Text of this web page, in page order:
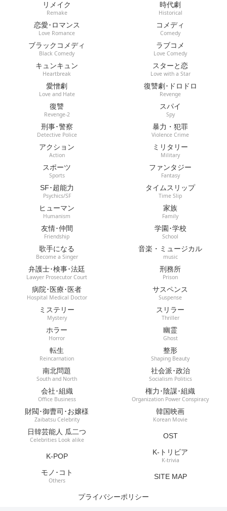
リメイク
Remake
時代劇
Historical
恋愛･ロマンス
Love Romance
コメディ
Comedy
ブラックコメディ
Black Comedy
ラブコメ
Love Comedy
キュンキュン
Heartbreak
スターと恋
Love with a Star
愛憎劇
Love and Hate
復讐劇･ドロドロ
Revenge
復讐
Revenge-2
スパイ
Spy
刑事･警察
Detective Police
暴力・犯罪
Violence Crime
アクション
Action
ミリタリー
Military
スポーツ
Sports
ファンタジー
Fantasy
SF･超能力
Psychics/SF
タイムスリップ
Time Slip
ヒューマン
Humanism
家族
Family
友情･仲間
Friendship
学園･学校
School
歌手になる
Become a Singer
音楽・ミュージカル
music
弁護士･検事･法廷
Lawyer Prosecutor Court
刑務所
Prison
病院･医療･医者
Hospital Medical Doctor
サスペンス
Suspense
ミステリー
Mystery
スリラー
Thriller
ホラー
Horror
幽霊
Ghost
転生
Reincarnation
整形
Shaping Beauty
南北問題
South and North
社会派･政治
Socialism Politics
会社･組織
Office Business
権力･陰謀･組織
Organization Power Conspiracy
財閥･御曹司･お嬢様
Zaibatsu Celebrity
韓国映画
Korean Movie
日韓芸能人 瓜二つ
Celebrities Look alike OST
K-POP K-トリビア
K-trivia
モノ･コト
Others SITE MAP
プライバシーポリシー